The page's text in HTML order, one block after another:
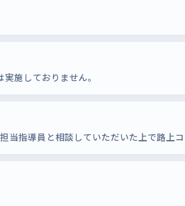
施しておりません。
指導員と相談していただいた上で路上コ